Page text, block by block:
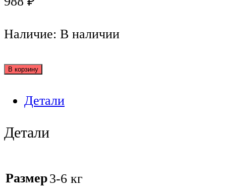
Наличие: В наличии
В корзину
Детали
Детали
Размер3-6 кг